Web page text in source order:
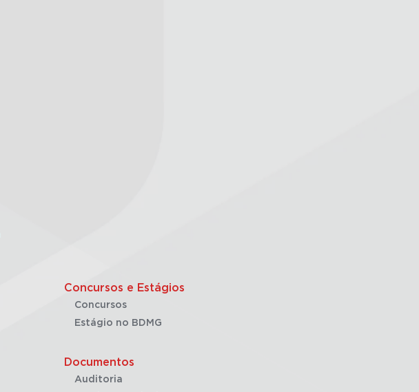
Concursos e Estágios
Concursos
Estágio no BDMG
Documentos
Auditoria